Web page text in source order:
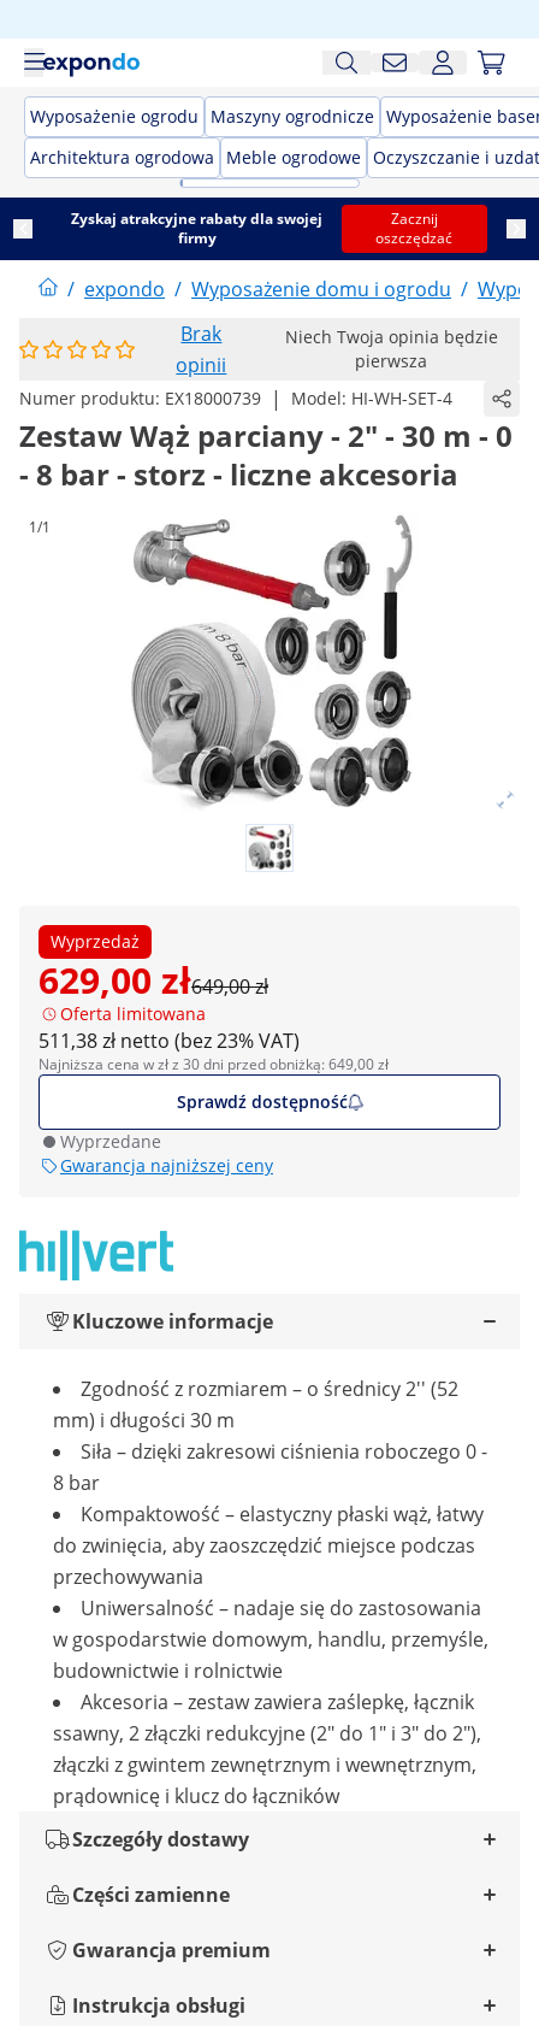
Wyposażenie ogrodu Maszyny ogrodnicze Wyposażenie
Architektura ogrodowa
Meble ogrodowe Oczyszczanie i
Zyskaj atrakcyjne rabaty dla swojej
firmy
Zacznij
oszczędzać
/ expondo / Wyposażenie domu i ogrodu /
Brak
opinii
Niech Twoja opinia będzie
pierwsza
Numer produktu: EX18000739 | Model: HI-WH-SET-4
Zestaw Wąż parciany - 2" - 30 m - 0
- 8 bar - storz - liczne akcesoria
1/1
Wyprzedaż
629,00 zł649,00 zł
Oferta limitowana
511,38 zł netto (bez 23% VAT)
Najniższa cena w zł z 30 dni przed obniżką: 649,00 zł
Sprawdź dostępność
Wyprzedane
Gwarancja najniższej ceny
Kluczowe informacje
Zgodność z rozmiarem – o średnicy 2'' (52
mm) i długości 30 m
Siła – dzięki zakresowi ciśnienia roboczego 0 -
8 bar
Kompaktowość – elastyczny płaski wąż, łatwy
do zwinięcia, aby zaoszczędzić miejsce podczas
przechowywania
Uniwersalność – nadaje się do zastosowania
w gospodarstwie domowym, handlu, przemyśle,
budownictwie i rolnictwie
Akcesoria – zestaw zawiera zaślepkę, łącznik
ssawny, 2 złączki redukcyjne (2" do 1" i 3" do 2"),
złączki z gwintem zewnętrznym i wewnętrznym,
prądownicę i klucz do łączników
Szczegóły dostawy
Części zamienne
Gwarancja premium
Instrukcja obsługi